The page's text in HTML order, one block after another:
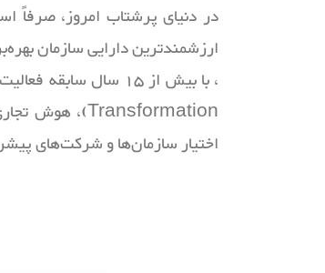
در دنیای پرشتاب امروز، صرفاً
ارزشمندترین دارایی سازمان
اختیار سازمان‌ها و شرکت‌های